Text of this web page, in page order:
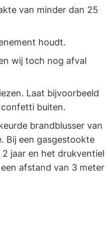
van minder dan 25
houdt.
wij toch nog afval
Laat bijvoorbeeld
confetti buiten.
brandblusser van
Bij een gasgestookte
jaar en het drukventiel
afstand van 3 meter